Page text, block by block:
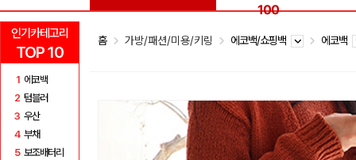
인기카테고리
TOP 10
1 에코백
2 텀블러
3 우산
4 부채
5 보조배터리
100
홈 가방/패션/미용/키링 에코백/쇼핑백 에코백